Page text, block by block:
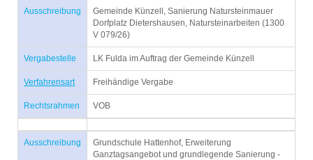
Ausschreibung
Gemeinde Künzell, Sanierung Natursteinmauer
Dorfplatz Dietershausen, Natursteinarbeiten (1300
V 079/26)
Vergabestelle LK Fulda im Auftrag der Gemeinde Künzell
Verfahrensart Freihändige Vergabe
Rechtsrahmen VOB
Ausschreibung
Grundschule Hattenhof, Erweiterung
Ganztagsangebot und grundlegende Sanierung -